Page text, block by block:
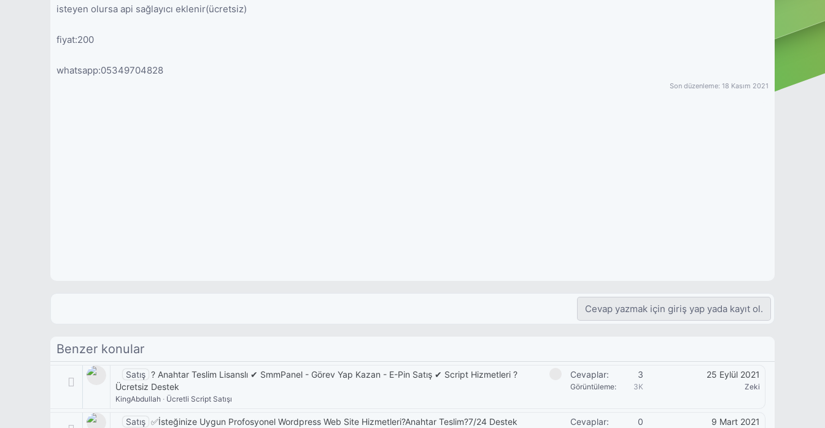
isteyen olursa api sağlayıcı eklenir(ücretsiz)
fiyat:200
whatsapp:05349704828
Son düzenleme: 18 Kasım 2021
Cevap yazmak için giriş yap yada kayıt ol.
Benzer konular
Satış ? Anahtar Teslim Lisanslı ✔ SmmPanel - Görev Yap Kazan - E-Pin Satış ✔ Script Hizmetleri ?
Ücretsiz Destek
KingAbdullah Ücretli Script Satışı
Cevaplar 3
Görüntüleme 3K
25 Eylül 2021
Zeki
Satış ✅İsteğinize Uygun Profosyonel Wordpress Web Site Hizmetleri?Anahtar Teslim?7/24 Destek Cevaplar 0 9 Mart 2021